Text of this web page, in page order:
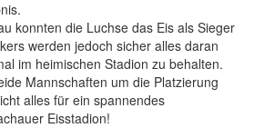
konnten die Luchse das Eis als Sieger
werden jedoch sicher alles daran
im heimischen Stadion zu behalten.
Mannschaften um die Platzierung
alles für ein spannendes
Eisstadion!